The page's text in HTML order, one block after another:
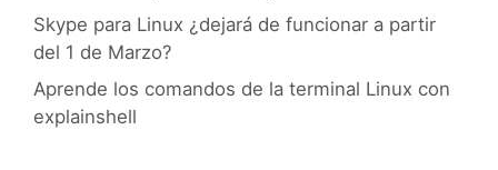
Skype para Linux ¿dejará de funcionar a partir
del 1 de Marzo?
Aprende los comandos de la terminal Linux con
explainshell